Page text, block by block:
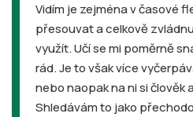
Vidím je zejména v časové
přesouvat a celkově
využít. Učí se mi poměrně
rád. Je to však více
nebo naopak na ni si člověk
Shledávám to jako